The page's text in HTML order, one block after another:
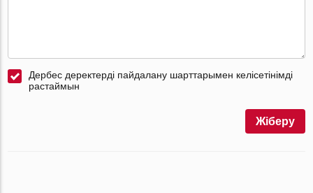
Дербес деректерді пайдалану шарттарымен келісетінімді
растаймын
Жіберу